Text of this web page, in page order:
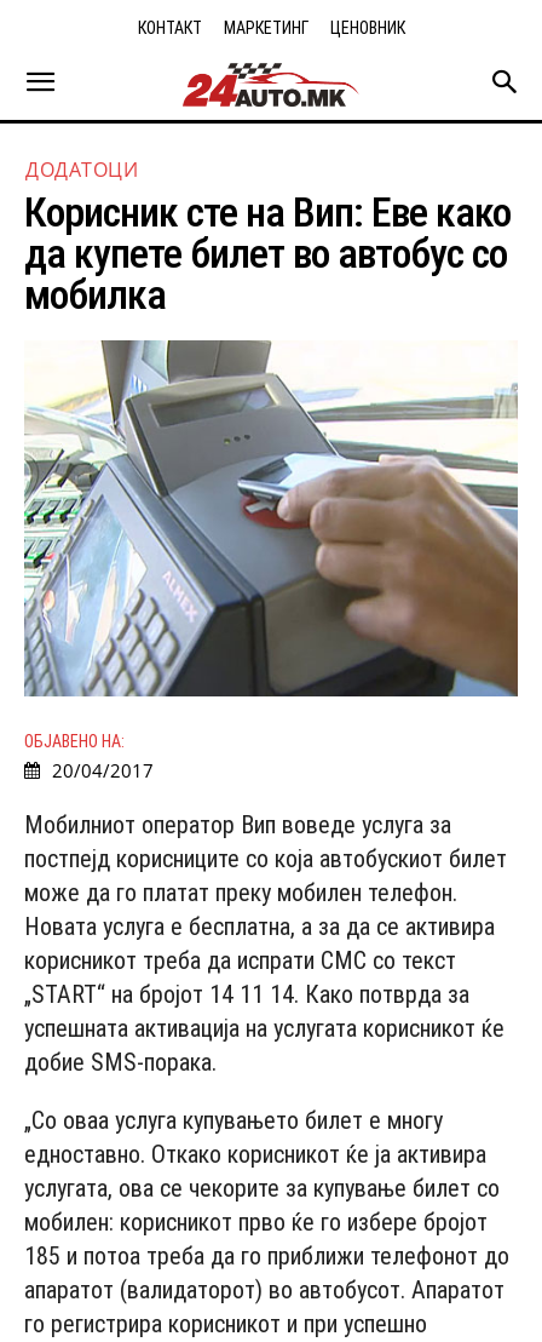
КОНТАКТ МАРКЕТИНГ ЦЕНОВНИК
ДОДАТОЦИ
Корисник сте на Вип: Еве како
да купете билет во автобус со
мобилка
ОБЈАВЕНО НА:
20/04/2017
Мобилниот оператор Вип воведе услуга за
постпејд корисниците со која автобускиот билет
може да го платат преку мобилен телефон.
Новата услуга е бесплатна, а за да се активира
корисникот треба да испрати СМС со текст
„START“ на бројот 14 11 14. Како потврда за
успешната активација на услугата корисникот ќе
добие SMS-порака.
„Со оваа услуга купувањето билет е многу
едноставно. Откако корисникот ќе ја активира
услугата, ова се чекорите за купување билет со
мобилен: корисникот прво ќе го избере бројот
185 и потоа треба да го приближи телефонот до
апаратот (валидаторот) во автобусот. Апаратот
го регистрира корисникот и при успешно